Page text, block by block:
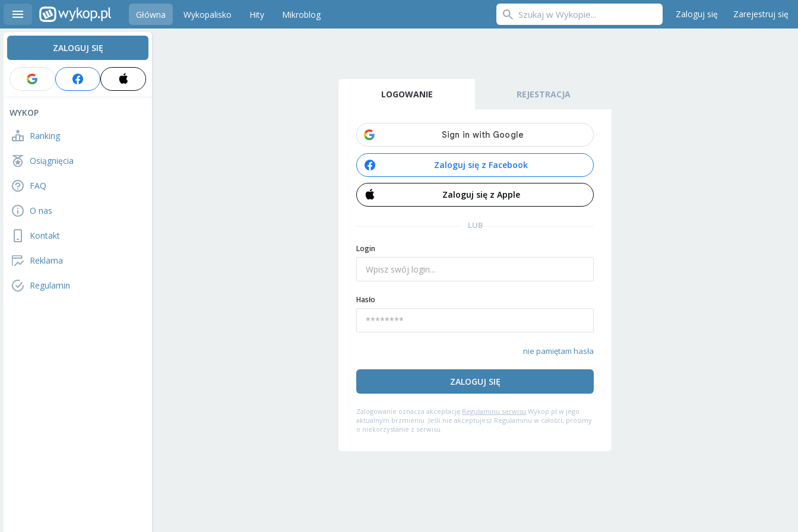
Główna Wykopalisko Hity Mikroblog Zaloguj się Zarejestruj się
ZALOGUJ SIĘ
WYKOP
Ranking
Osiągnięcia
FAQ
O nas
Kontakt
Reklama
Regulamin
LOGOWANIE REJESTRACJA
Zaloguj się z Facebook
Zaloguj się z Apple
LUB
Login
Hasło
nie pamiętam hasła
ZALOGUJ SIĘ
Zalogowanie oznacza akceptację Regulaminu serwisu Wykop.pl w jego
aktualnym brzmieniu. Jeśli nie akceptujesz Regulaminu w całości, prosimy
o niekorzystanie z serwisu.